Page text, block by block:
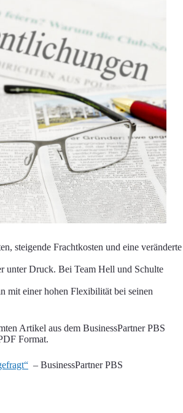
steigende Frachtkosten und eine veränderte
unter Druck. Bei Team Hell und Schulte
mit einer hohen Flexibilität bei seinen
Artikel aus dem BusinessPartner PBS
Format.
– BusinessPartner PBS